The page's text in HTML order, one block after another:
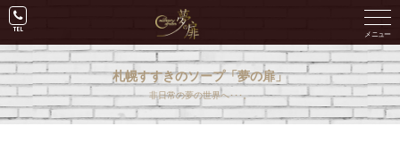
札幌すすきのソープ「夢の扉」
非日常の夢の世界へ･･･。